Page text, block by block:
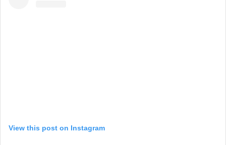
View this post on Instagram